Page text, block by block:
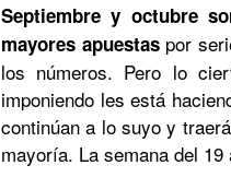
Septiembre y octubre
mayores apuestaspor
los números. Pero lo
imponiendo les está
continúan a lo suyo y
mayoría. La semana del